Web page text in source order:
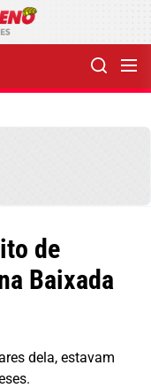
de
Baixada
dela, estavam